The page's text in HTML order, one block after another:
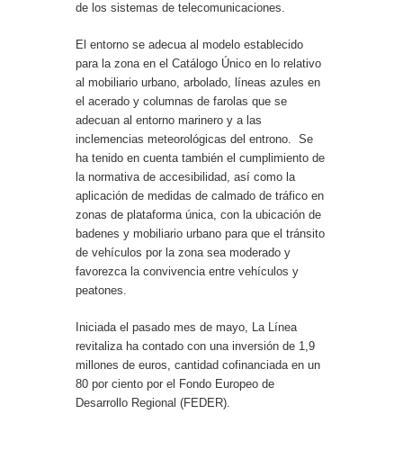
de los sistemas de telecomunicaciones.
El entorno se adecua al modelo establecido
para la zona en el Catálogo Único en lo relativo
al mobiliario urbano, arbolado, líneas azules en
el acerado y columnas de farolas que se
adecuan al entorno marinero y a las
inclemencias meteorológicas del entrono. Se
ha tenido en cuenta también el cumplimiento de
la normativa de accesibilidad, así como la
aplicación de medidas de calmado de tráfico en
zonas de plataforma única, con la ubicación de
badenes y mobiliario urbano para que el tránsito
de vehículos por la zona sea moderado y
favorezca la convivencia entre vehículos y
peatones.
Iniciada el pasado mes de mayo, La Línea
revitaliza ha contado con una inversión de 1,9
millones de euros, cantidad cofinanciada en un
80 por ciento por el Fondo Europeo de
Desarrollo Regional (FEDER).